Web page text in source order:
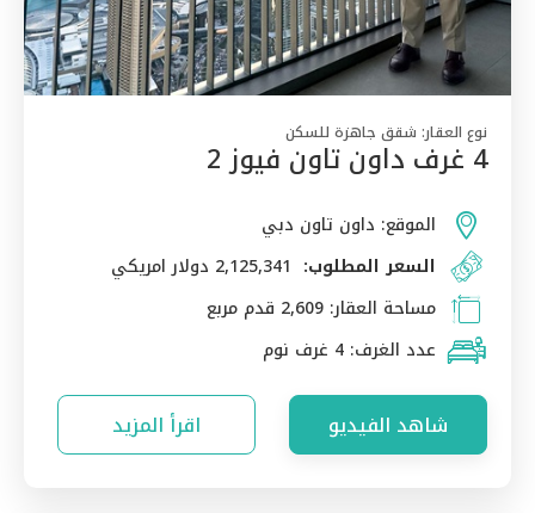
نوع العقار: شقق جاهزة للسكن
4 غرف داون تاون فيوز 2
الموقع: داون تاون دبي
السعر المطلوب: 2,125,341 دولار امريكي
مساحة العقار: 2,609 قدم مربع
عدد الغرف: 4 غرف نوم
شاهد الفيديو اقرأ المزيد